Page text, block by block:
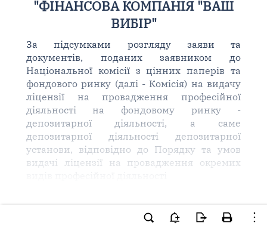
"ФІНАНСОВА КОМПАНІЯ "ВАШ
ВИБІР"
За підсумками розгляду заяви та
документів, поданих заявником до
Національної комісії з цінних паперів та
фондового ринку (далі - Комісія) на видачу
ліцензії на провадження професійної
діяльності на фондовому ринку -
депозитарної діяльності, а саме
депозитарної діяльності депозитарної
установи, відповідно до Порядку та умов
видачі ліцензії на провадження окремих